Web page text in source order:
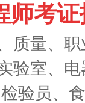
师考
质量、
验室、
验员、